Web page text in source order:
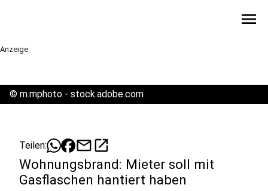
menu
Anzeige
© m.mphoto - stock.adobe.com
Teilen: mailopen_in_new
Wohnungsbrand: Mieter soll mit
Gasflaschen hantiert haben